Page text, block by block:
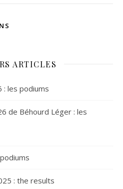
ARTICLES
: les podiums
de Béhourd Léger : les
: the results